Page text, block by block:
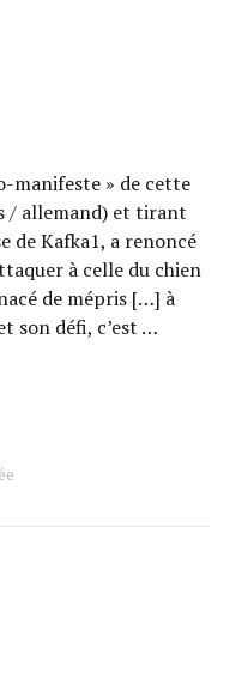
manifeste » de cette
/ allemand) et tirant
de Kafka1, a renoncé
à celle du chien
de mépris […] à
son défi, c’est …